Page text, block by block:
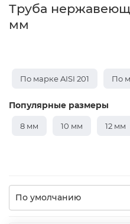
Труба
мм
По марке AISI 201 По
Популярные размеры
8 мм 10 мм 12 мм